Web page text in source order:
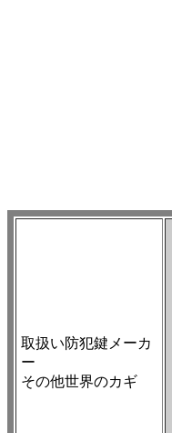
取扱い防犯鍵メーカ
ー
その他世界のカギ